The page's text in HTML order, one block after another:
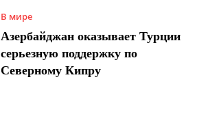
В мире
Азербайджан оказывает Турции
серьезную поддержку по
Северному Кипру